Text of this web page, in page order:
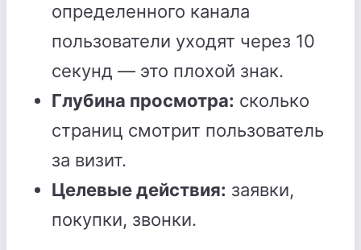
определенного канала
пользователи уходят через 10
секунд — это плохой знак.
Глубина просмотра: сколько
страниц смотрит пользователь
за визит.
Целевые действия: заявки,
покупки, звонки.